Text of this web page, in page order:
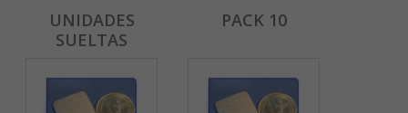
UNIDADES
SUELTAS
PACK 10